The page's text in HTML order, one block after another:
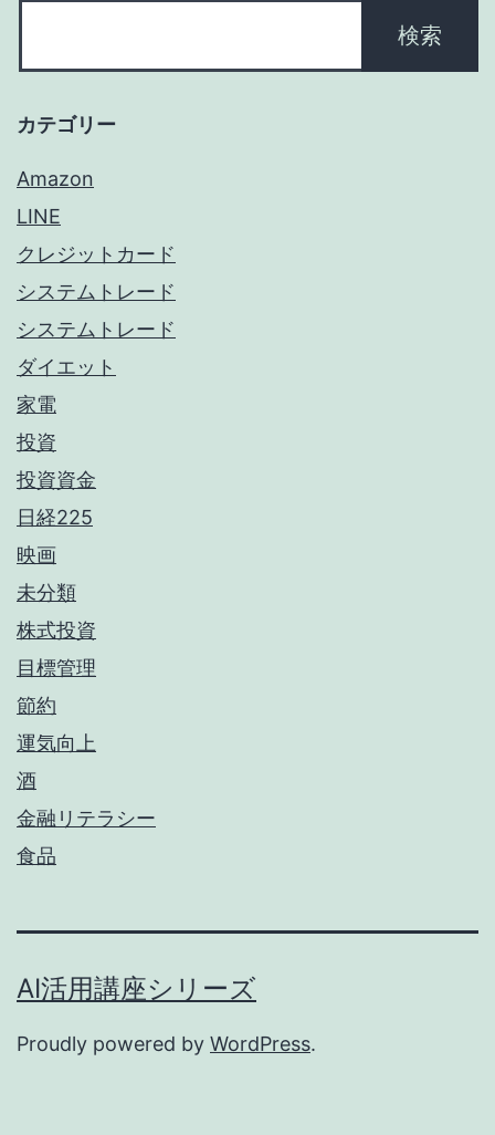
カテゴリー
Amazon
LINE
クレジットカード
システムトレード
システムトレード
ダイエット
家電
投資
投資資金
日経225
映画
未分類
株式投資
目標管理
節約
運気向上
酒
金融リテラシー
食品
AI活用講座シリーズ
Proudly powered by WordPress.